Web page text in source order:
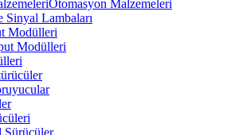
Otomasyon Malzemeleri
Sinyal Lambaları
Modülleri
Modülleri